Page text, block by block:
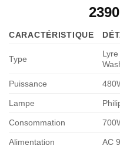
CARACTÉRISTIQUE
Type
Puissance
Lampe
Consommation
Alimentation AC